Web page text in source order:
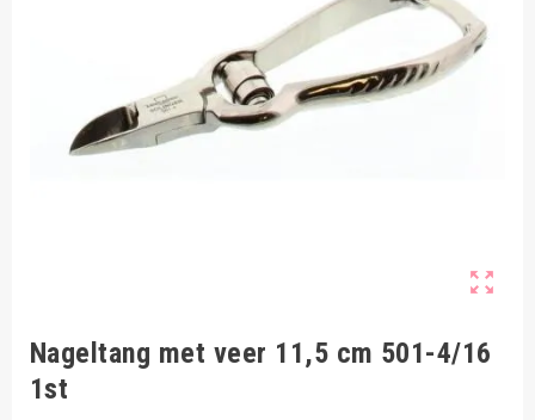
zoom_out_map
Nageltang met veer 11,5 cm 501-4/16
1st